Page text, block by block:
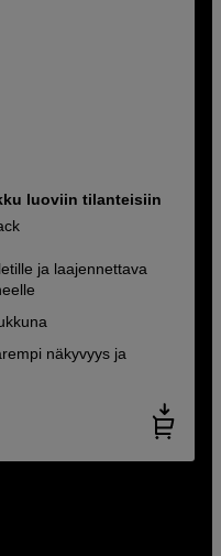
luoviin tilanteisiin
ja laajennettava
näkyvyys ja